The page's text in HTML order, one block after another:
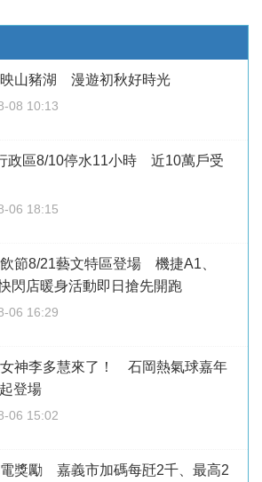
映山豬湖 漫遊初秋好時光
08 10:13
政區8/10停水11小時 近10萬戶受
06 18:15
節8/21藝文特區登場 機捷A1、
閃店暖身活動即日搶先開跑
06 16:29
神李多慧來了！ 石岡熱氣球嘉年
登場
06 15:02
獎勵 嘉義市加碼每瓩2千、最高2